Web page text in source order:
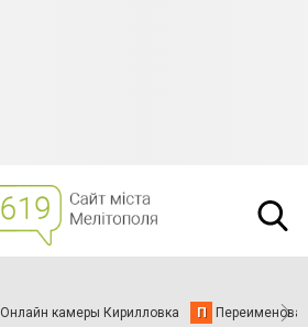
Онлайн камеры Кирилловка П